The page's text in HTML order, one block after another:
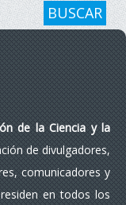
BUSCAR
de la Ciencia y la
de divulgadores,
comunicadores y
en todos los